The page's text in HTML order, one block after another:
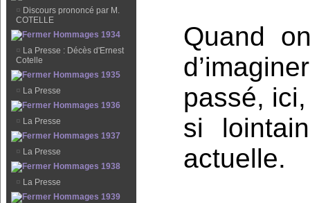
¤ Discours prononcé par M.
COTELLE
Hommages 1934
¤ La Presse : Décès d'Ernest
Cotelle
Hommages 1935
¤ La Presse
Hommages 1936
¤ La Presse
Hommages 1937
¤ La Presse
Hommages 1938
¤ La Presse
Hommages 1939
Quand
passé,
si
actuelle.